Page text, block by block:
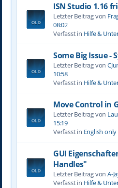
ISN Studio 1.16
Letzter Beitrag von
08:02
Verfasst in Hilfe &
Some Big Issue -
Letzter Beitrag von
10:58
Verfasst in Hilfe &
Move Control in
Letzter Beitrag von
15:19
Verfasst in English only
GUI
Handles"
Letzter Beitrag von A-
Verfasst in Hilfe &